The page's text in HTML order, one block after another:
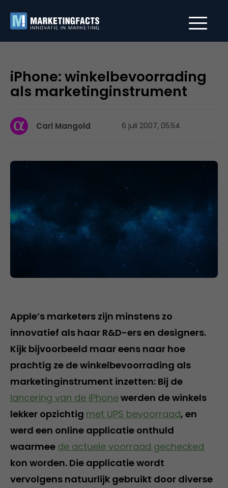
iPhone: winkelbevoorrading
als marketinginstrument
Carl Mangold 6 juli 2007, 05:54
Apple’s marketers zijn minstens zo
innovatief als haar R&D-ers en designers.
Kijk bijvoorbeeld maar eens naar hoe
prachtig ze de winkelbevoorrading als
marketinginstrument inzetten: Bij de
lancering van de iPhonewerden de winkels
lekker opzichtig met UPS bevoorraad, en
werd een online applicatie onthuld
waarmee de actuele voorraad gechecked
kon worden. Die applicatie wordt
vervolgens natuurlijk gebruikt door diverse